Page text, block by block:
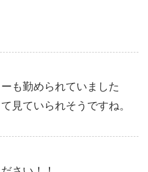
も勤められていました
見ていられそうですね。